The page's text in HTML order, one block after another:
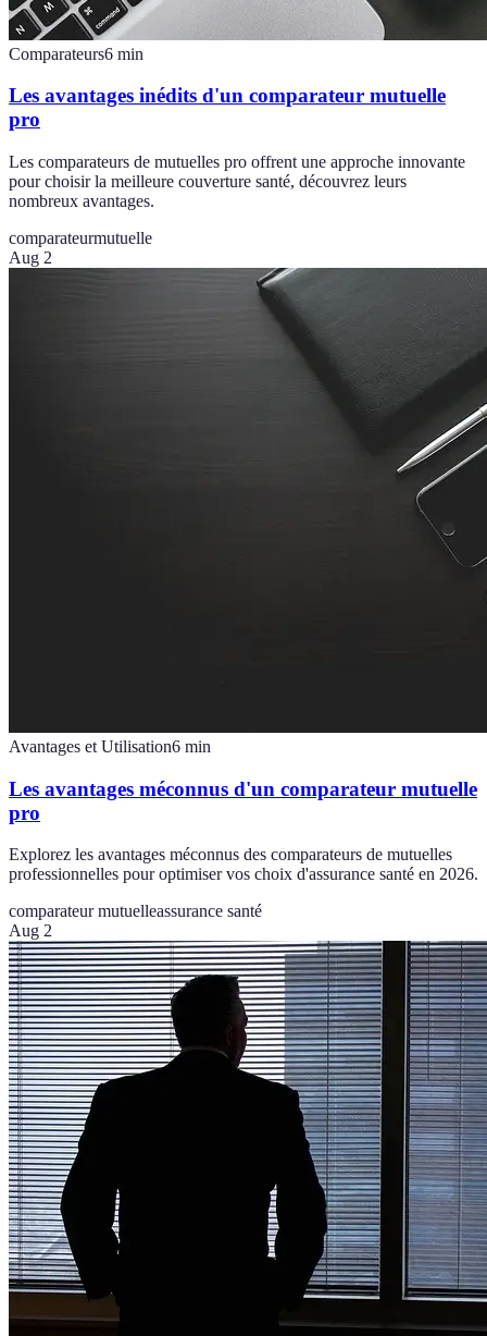
Comparateurs6 min
Les avantages inédits d'un comparateur mutuelle
pro
Les comparateurs de mutuelles pro offrent une approche innovante
pour choisir la meilleure couverture santé, découvrez leurs
nombreux avantages.
comparateurmutuelle
Aug 2
Avantages et Utilisation6 min
Les avantages méconnus d'un comparateur mutuelle
pro
Explorez les avantages méconnus des comparateurs de mutuelles
professionnelles pour optimiser vos choix d'assurance santé en 2026.
comparateur mutuelleassurance santé
Aug 2